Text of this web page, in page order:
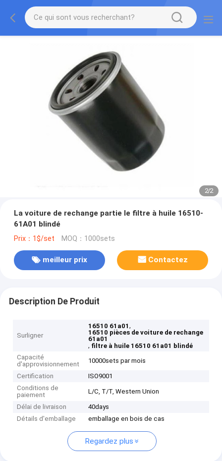
2/2
La voiture de rechange partie le filtre à huile 16510-
61A01 blindé
Prix：1$/set MOQ：1000sets
meilleur prix Contactez
Description De Produit
Surligner
16510 61a01,
16510 pièces de voiture de rechange
61a01
, filtre à huile 16510 61a01 blindé
Capacité
d'approvisionnement
10000sets par mois
Certification
ISO9001
Conditions de
paiement
L/C, T/T, Western Union
Délai de livraison
40days
Détails d'emballage
emballage en bois de cas
Regardez plus